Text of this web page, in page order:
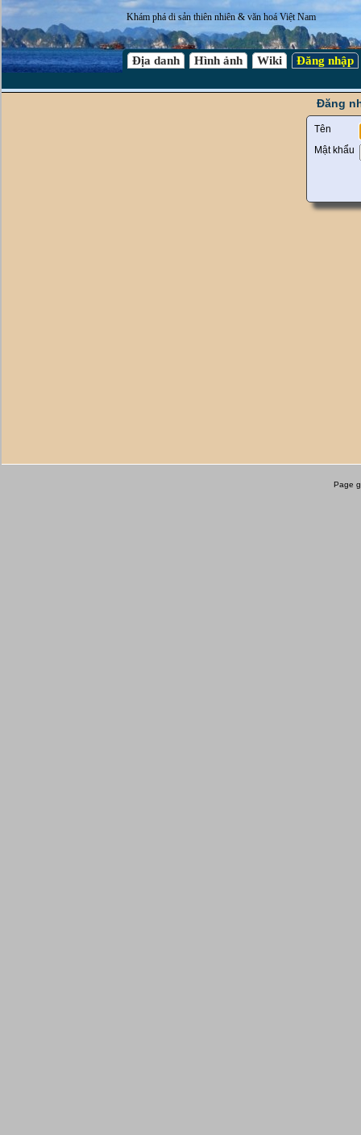
Khám phá di sản thiên nhiên & văn hoá Việt Nam
Địa danh Hình ảnh Wiki Đăng nhập
Đăng
Tên
Mật khẩu
Page